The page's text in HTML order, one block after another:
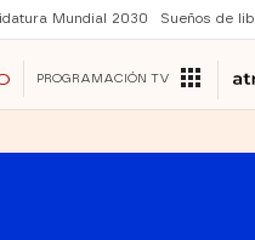
Mundial 2030 Sueños de
PROGRAMACIÓN TV